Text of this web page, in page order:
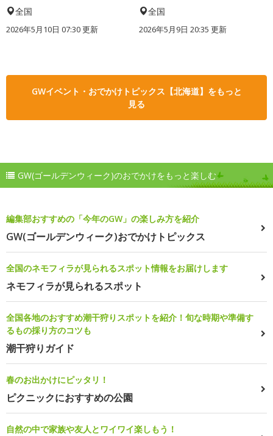
全国
2026年5月10日 07:30 更新
全国
2026年5月9日 20:35 更新
GWイベント・おでかけトピックス【北海道】をもっと
見る
GW(ゴールデンウィーク)のおでかけをもっと楽しむ
編集部おすすめの「今年のGW」の楽しみ方を紹介
GW(ゴールデンウィーク)おでかけトピックス
全国のネモフィラが見られるスポット情報をお届けします
ネモフィラが見られるスポット
全国各地のおすすめ潮干狩りスポットを紹介！旬な時期や準備す
るもの採り方のコツも
潮干狩りガイド
春のお出かけにピッタリ！
ピクニックにおすすめの公園
自然の中で家族や友人とワイワイ楽しもう！